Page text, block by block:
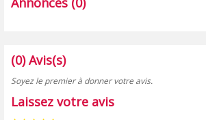
(0) Avis(s)
Soyez le premier à donner votre avis.
Laissez votre avis